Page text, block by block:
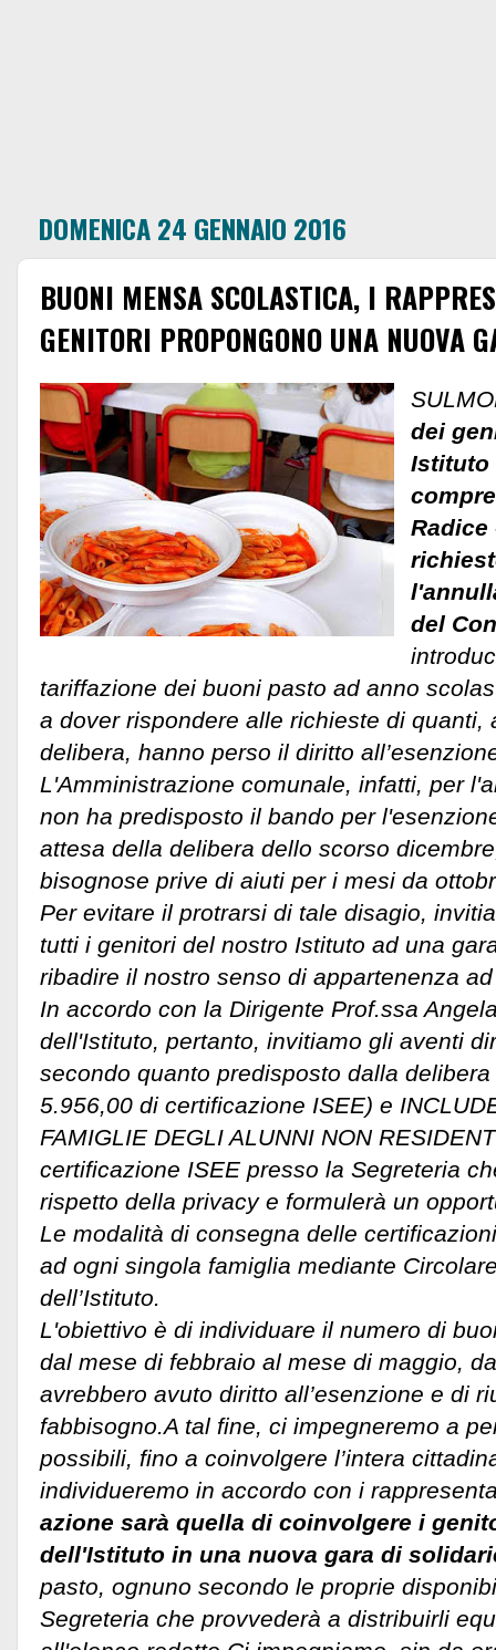
DOMENICA 24 GENNAIO 2016
BUONI MENSA SCOLASTICA, I
GENITORI PROPONGONO UNA NUOVA
dei
Istituto
Radice
del
tariffazione dei buoni pasto ad anno
a dover rispondere alle richieste di quanti,
delibera, hanno perso il diritto
L'Amministrazione comunale, infatti, per
non ha predisposto il bando per
attesa della delibera dello scorso
bisognose prive di aiuti per i mesi da
Per evitare il protrarsi di tale disagio,
tutti i genitori del nostro Istituto ad una
ribadire il nostro senso di appartenenza
In accordo con la Dirigente Prof.ssa
dell'Istituto, pertanto, invitiamo gli aventi
secondo quanto predisposto dalla
5.956,00 di certificazione ISEE) e
FAMIGLIE DEGLI ALUNNI NON
certificazione ISEE presso la Segreteria
rispetto della privacy e formulerà un
Le modalità di consegna delle
ad ogni singola famiglia mediante
dell’Istituto.
L'obiettivo è di individuare il numero di
dal mese di febbraio al mese di maggio,
avrebbero avuto diritto all’esenzione e di
fabbisogno.A tal fine, ci impegneremo a
possibili, fino a coinvolgere l’intera
individueremo in accordo con i
azione sarà quella di coinvolgere i
dell'Istituto in una nuova gara di
pasto, ognuno secondo le proprie
Segreteria che provvederà a distribuirli